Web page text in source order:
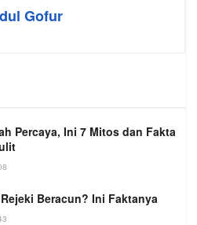
Gofur
Percaya, Ini 7 Mitos dan Fakta
Beracun? Ini Faktanya